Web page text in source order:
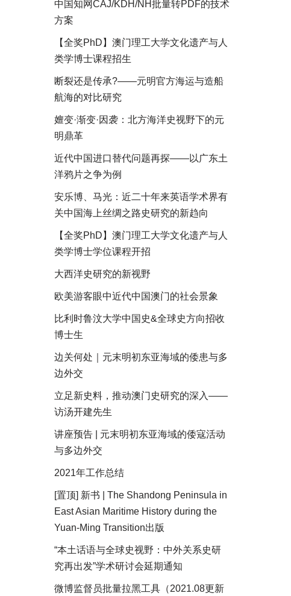
中国知网CAJ/KDH/NH批量转PDF的技术
方案
【全奖PhD】澳门理工大学文化遗产与人
类学博士课程招生
断裂还是传承?——元明官方海运与造船
航海的对比研究
嬗变·渐变·因袭：北方海洋史视野下的元
明鼎革
近代中国进口替代问题再探——以广东土
洋鸦片之争为例
安乐博、马光：近二十年来英语学术界有
关中国海上丝绸之路史研究的新趋向
【全奖PhD】澳门理工大学文化遗产与人
类学博士学位课程开招
大西洋史研究的新视野
欧美游客眼中近代中国澳门的社会景象
比利时鲁汶大学中国史&全球史方向招收
博士生
边关何处｜元末明初东亚海域的倭患与多
边外交
立足新史料，推动澳门史研究的深入——
访汤开建先生
讲座预告 | 元末明初东亚海域的倭寇活动
与多边外交
2021年工作总结
[置顶] 新书 | The Shandong Peninsula in
East Asian Maritime History during the
Yuan-Ming Transition出版
“本土话语与全球史视野：中外关系史研
究再出发”学术研讨会延期通知
微博监督员批量拉黑工具（2021.08更新